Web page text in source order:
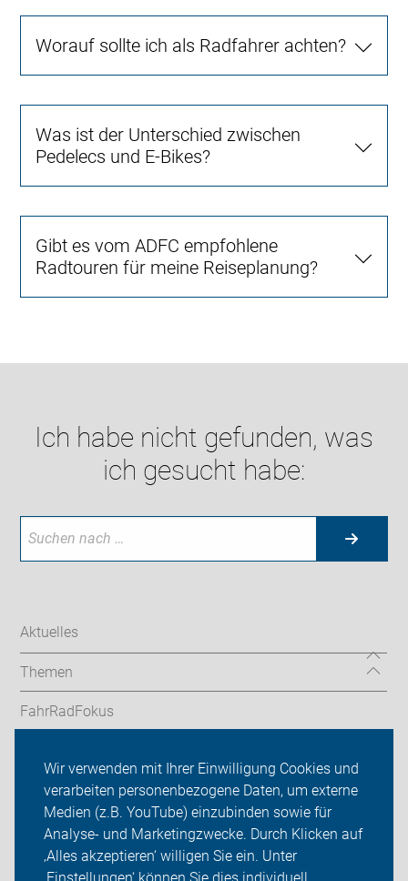
Wir verwenden mit Ihrer Einwilligung Cookies und
verarbeiten personenbezogene Daten, um externe
Medien (z.B. YouTube) einzubinden sowie für
Analyse- und Marketingzwecke. Durch Klicken auf
‚Alles akzeptieren‘ willigen Sie ein. Unter
Worauf sollte ich als Radfahrer achten?
Was ist der Unterschied zwischen
Pedelecs und E-Bikes?
Gibt es vom ADFC empfohlene
Radtouren für meine Reiseplanung?
Ich habe nicht gefunden, was
ich gesucht habe:
Aktuelles
Themen
FahrRadFokus
Service-Angebote
ADFC Saarland
Sei dabei